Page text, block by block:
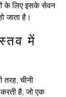
के लिए इसके सेवन
जाता है।
में
तरह, चीनी
करती है, जो एक